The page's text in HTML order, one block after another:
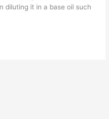
diluting it in a base oil such